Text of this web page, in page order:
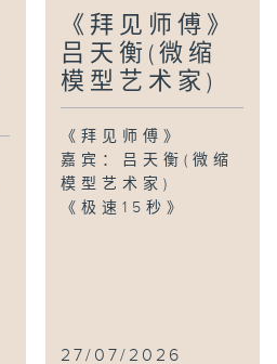
《拜见师傅》
吕天衡(微缩
模型艺术家)
《拜见师傅》
嘉宾：吕天衡(微缩
模型艺术家)
《极速15秒》
27/07/2026